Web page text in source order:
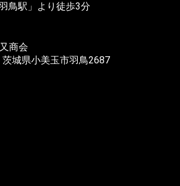
鳥駅」より徒歩3分
商会
城県小美玉市羽鳥2687